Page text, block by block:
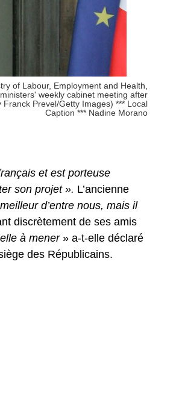
of Labour, Employment and Health,
weekly cabinet meeting after
Prevel/Getty Images) *** Local
Caption *** Nadine Morano
et est porteuse
son projet ». L’ancienne
d’entre nous, mais il
discrètement de ses amis
à mener» a-t-elle déclaré
des Républicains.